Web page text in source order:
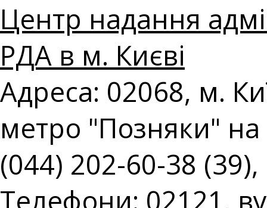
Центр надання
РДА в м. Києві
Адреса: 02068, м.
метро "Позняки"
(044) 202-60-38
Телефони: 02121,